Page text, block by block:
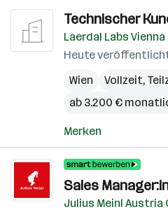
Technischer
Laerdal Labs Vienna
Heute
Wien
Vollzeit,
ab 3.200 €
Merken
Sales
Julius Meinl Austria